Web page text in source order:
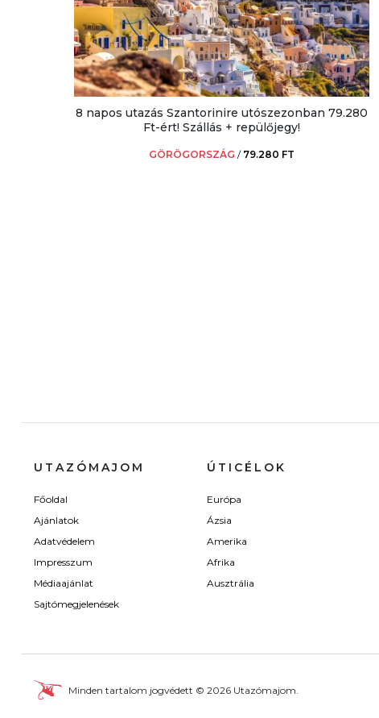
8 napos utazás Szantorinire utószezonban 79.280
Ft-ért! Szállás + repülőjegy!
GÖRÖGORSZÁG / 79.280 FT
UTAZÓMAJOM
Főoldal
Ajánlatok
Adatvédelem
Impresszum
Médiaajánlat
Sajtómegjelenések
ÚTICÉLOK
Európa
Ázsia
Amerika
Afrika
Ausztrália
Minden tartalom jogvédett © 2026 Utazómajom.